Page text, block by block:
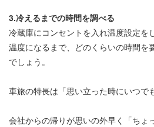
3.冷えるまでの時間を調べる
冷蔵庫にコンセントを入れ温度設定を
温度になるまで、どのくらいの時間を
でしょう。
車旅の特長は「思い立った時にいつで
会社からの帰りが思いの外早く「ちょ